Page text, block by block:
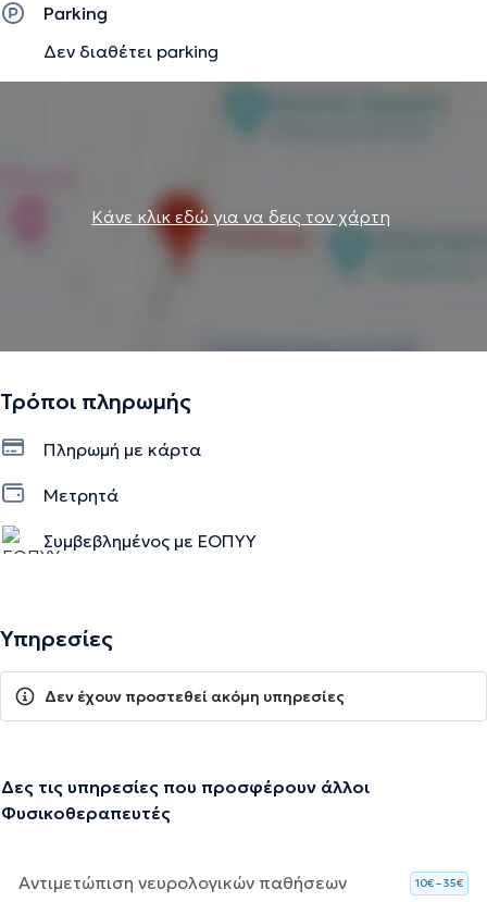
Parking
Δεν διαθέτει parking
Κάνε κλικ εδώ για να δεις τον χάρτη
Τρόποι πληρωμής
Πληρωμή με κάρτα
Μετρητά
Συμβεβλημένος με ΕΟΠΥΥ
Υπηρεσίες
Δεν έχουν προστεθεί ακόμη υπηρεσίες
Δες τις υπηρεσίες που προσφέρουν άλλοι
Φυσικοθεραπευτές
Αντιμετώπιση νευρολογικών παθήσεων 10€ – 35€